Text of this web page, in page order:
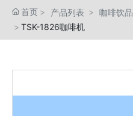
投资者关系
首页 产品列表 咖啡饮品
TSK-1826咖啡机